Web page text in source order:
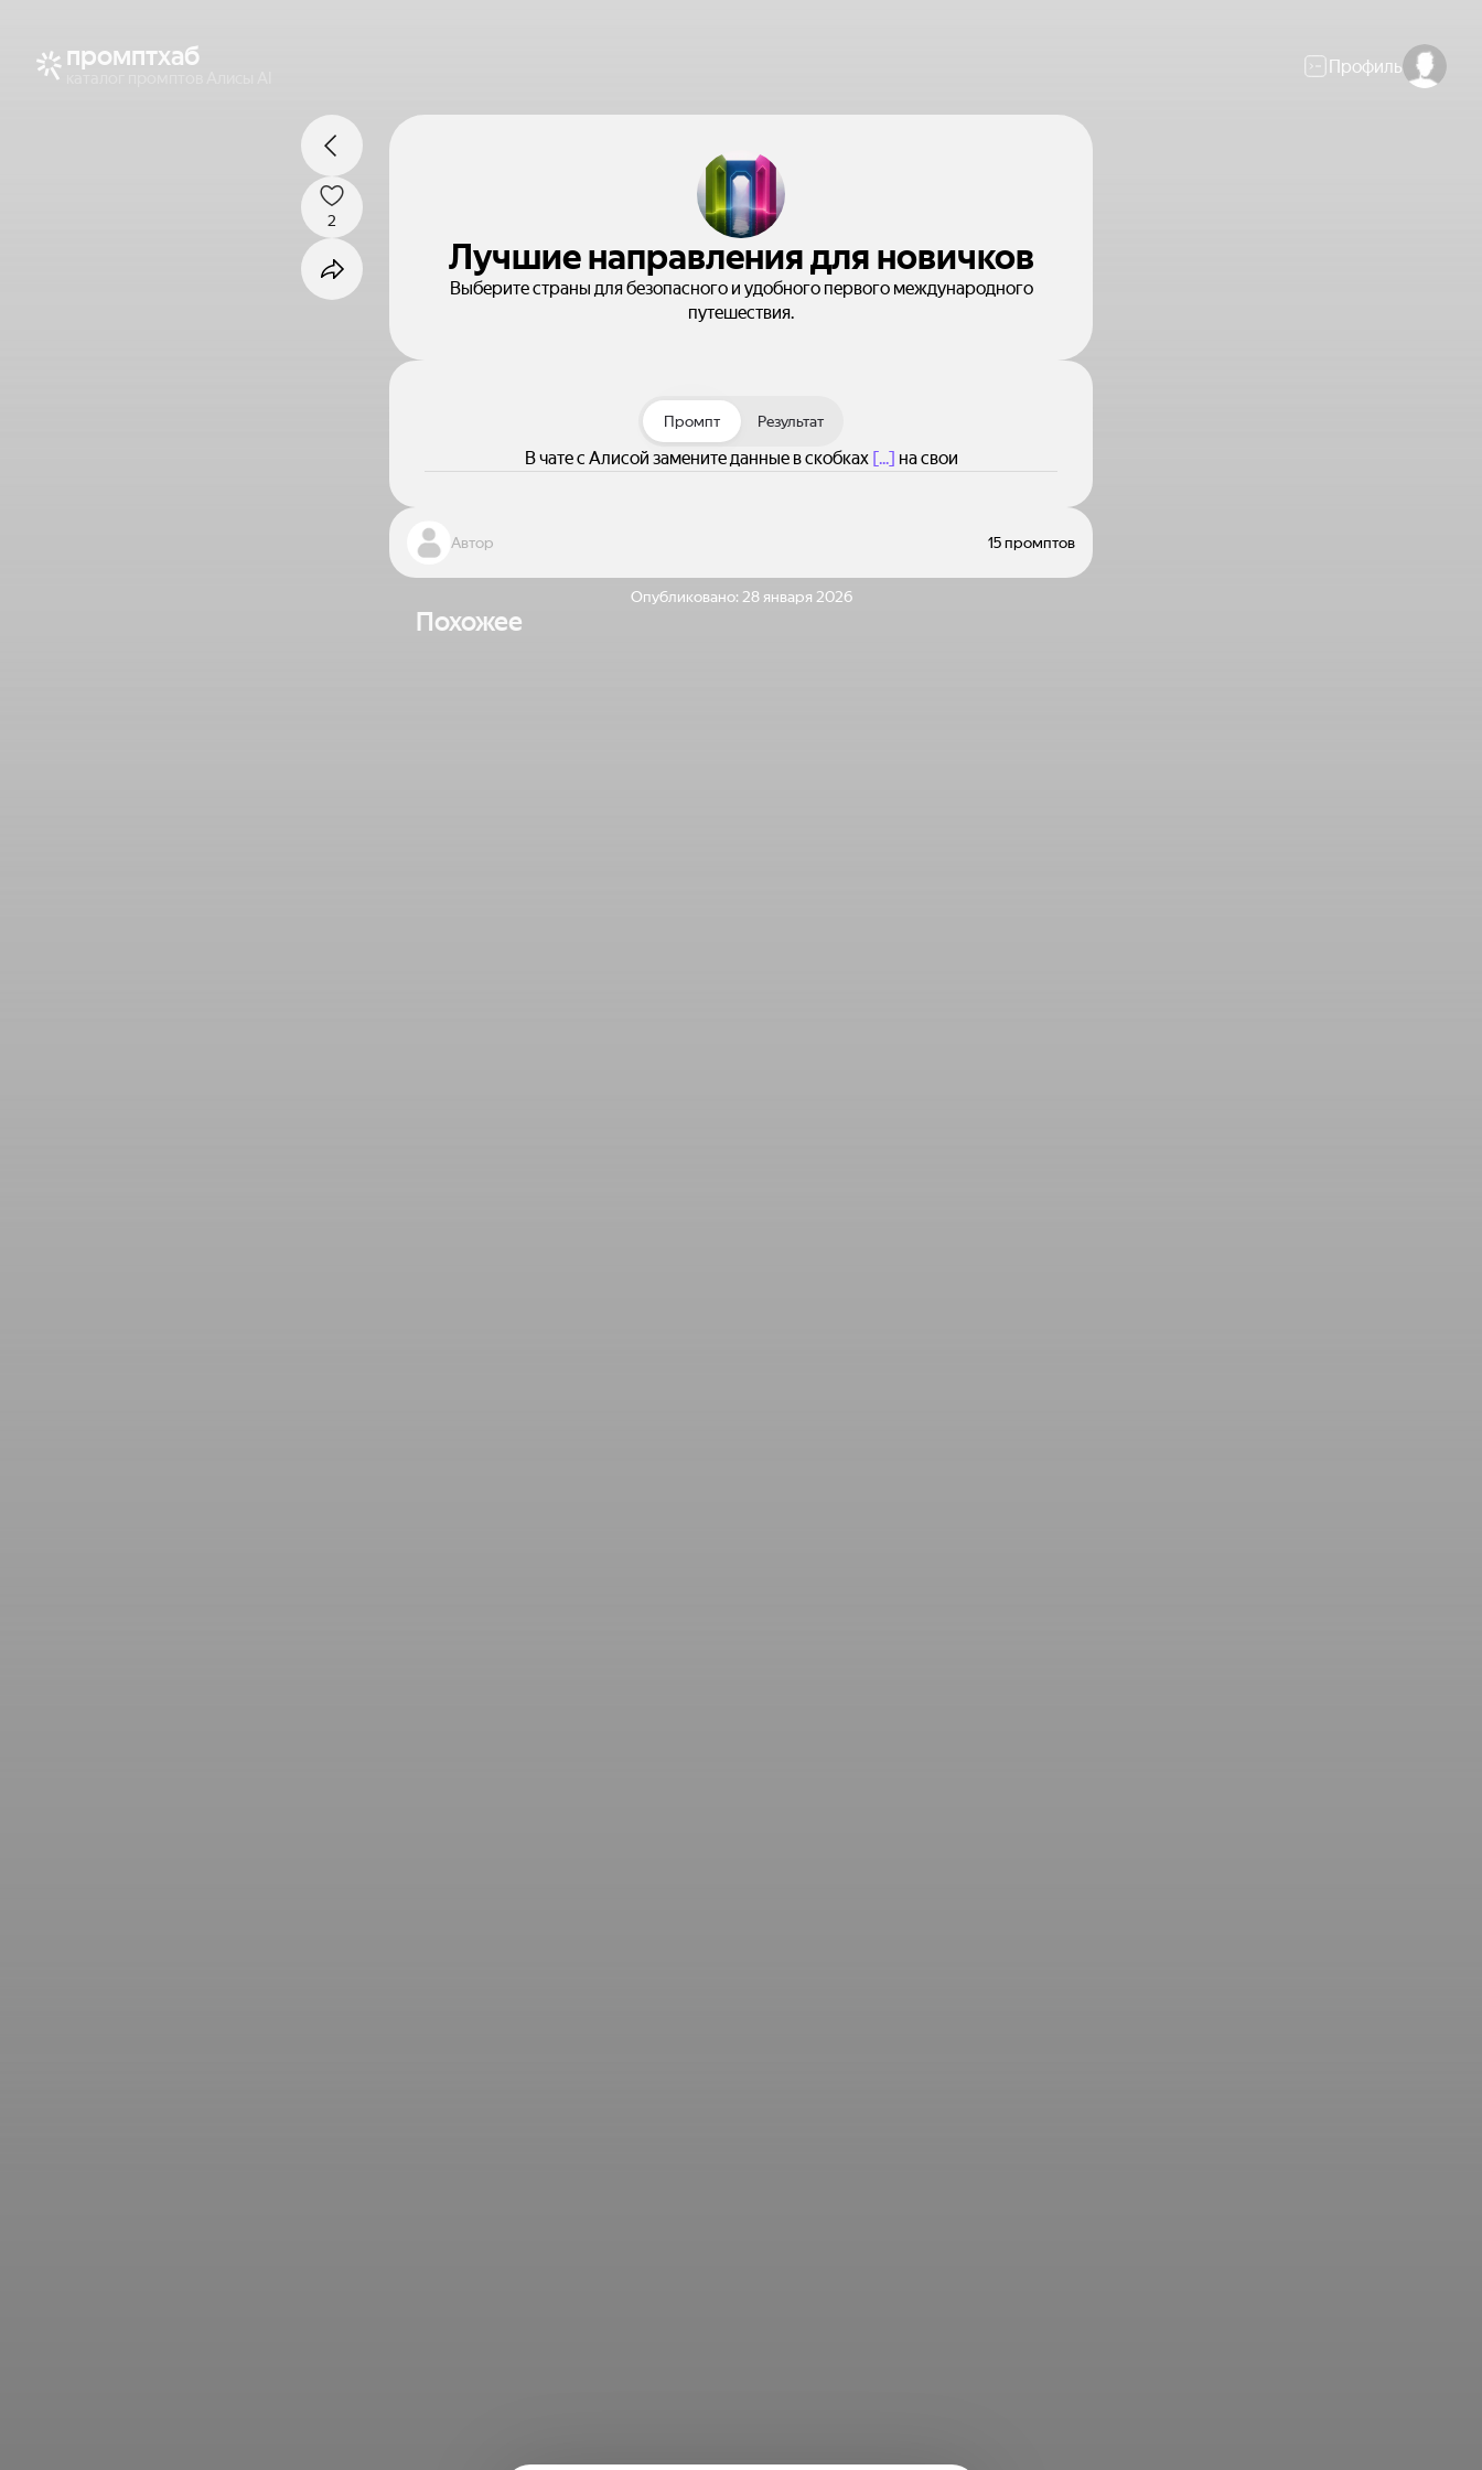
промптхаб Профиль
Лучшие направления для новичков
Выберите страны для безопасного и удобного первого международного
путешествия.
2
Промпт Результат
В чате с Алисой замените данные в скобках [...] на свои
Автор 15 промптов
Опубликовано: 28 января 2026
Похожее